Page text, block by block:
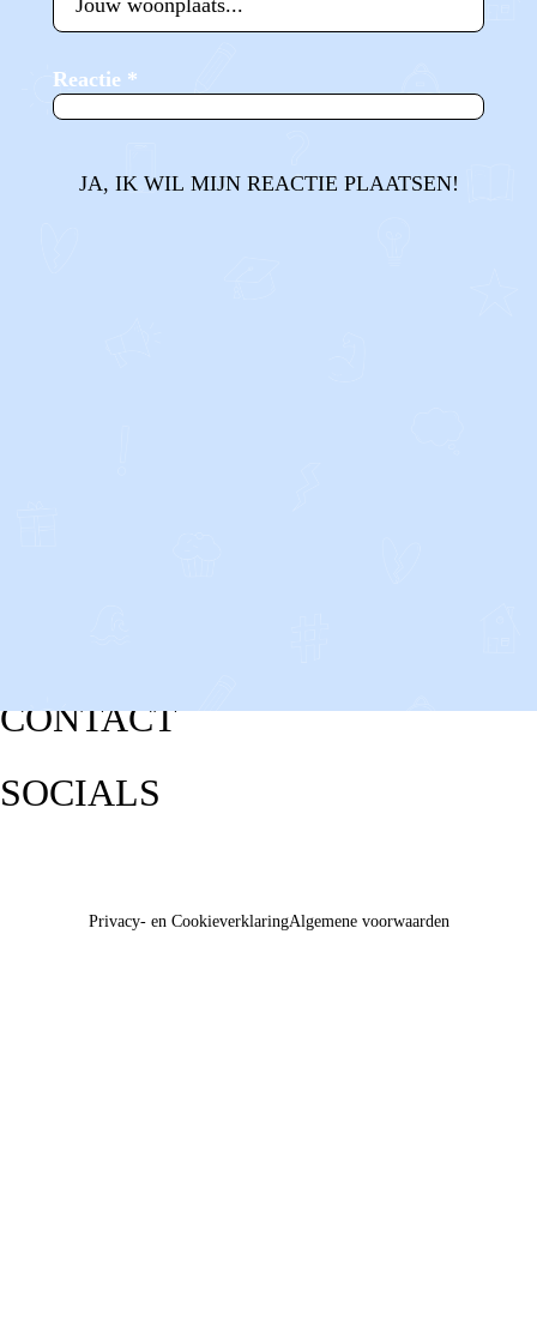
Reactie *
JA, IK WIL MIJN REACTIE PLAATSEN!
CONTACT
SOCIALS
Privacy- en CookieverklaringAlgemene voorwaarden